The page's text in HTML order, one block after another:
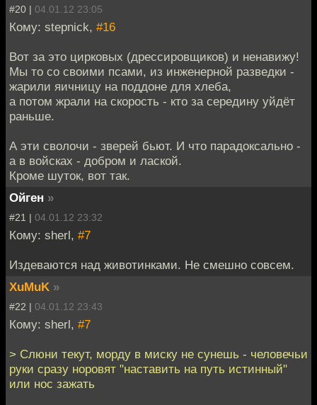
#20 | 04.01.12 23:05
Кому: stepnick, #16
Вот за это цирковых (дрессировщиков) и ненавижу!
Мы то со своими псами, из инженерной разведки -
жарили яичницу на поддоне для хлеба,
а потом жрали на скорость - кто за середину уйдёт
раньше.
А эти сволочи - зверей бьют. И что парадоксально -
а в войсках - добром и лаской.
Кроме шуток, вот так.
Ойген »
#21 | 04.01.12 23:32
Кому: sherl, #7
Издеваются над животинками. Не смешно совсем.
XuMuK »
#22 | 04.01.12 23:43
Кому: sherl, #7
> Слюни текут, морду в миску не сунешь - человечьи
руки сразу норовят "наставить на путь истинный"
или нос зажать